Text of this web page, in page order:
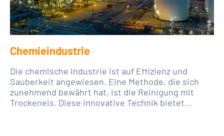
Chemieindustrie
Die chemische Industrie ist auf Effizienz und
Sauberkeit angewiesen. Eine Methode, die sich
zunehmend bewährt hat, ist die Reinigung mit
Trockeneis. Diese innovative Technik bietet...